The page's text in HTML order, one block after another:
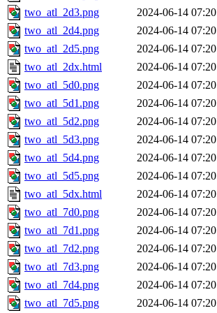
two_atl_2d3.png
2024-06-14 07:20
two_atl_2d4.png
2024-06-14 07:20
two_atl_2d5.png
2024-06-14 07:20
two_atl_2dx.html
2024-06-14 07:20
two_atl_5d0.png
2024-06-14 07:20
two_atl_5d1.png
2024-06-14 07:20
two_atl_5d2.png
2024-06-14 07:20
two_atl_5d3.png
2024-06-14 07:20
two_atl_5d4.png
2024-06-14 07:20
two_atl_5d5.png
2024-06-14 07:20
two_atl_5dx.html
2024-06-14 07:20
two_atl_7d0.png
2024-06-14 07:20
two_atl_7d1.png
2024-06-14 07:20
two_atl_7d2.png
2024-06-14 07:20
two_atl_7d3.png
2024-06-14 07:20
two_atl_7d4.png
2024-06-14 07:20
two_atl_7d5.png
2024-06-14 07:20